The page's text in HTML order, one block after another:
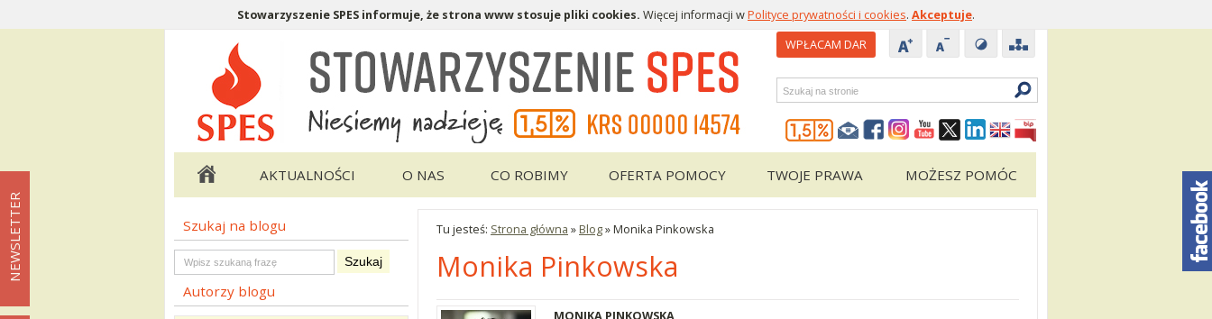
Stowarzyszenie SPES informuje, że strona www stosuje pliki cookies. Więcej informacji wPolityce prywatności i cookies. Akceptuje.
Menu pomocnicze
WPŁACAM DAR
Wyszukiwarka
Menu główne
AKTUALNOŚCI O NAS CO ROBIMY OFERTA POMOCY TWOJE PRAWA MOŻESZ POMÓC
Menu podstrony Blog
Szukaj na blogu
Szukaj na blogu
Autorzy blogu
Tu jesteś: Strona główna » Blog»Monika Pinkowska
Monika Pinkowska
MONIKA PINKOWSKA
NEWSLETTER